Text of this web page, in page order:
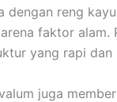
dengan reng
faktor alam.
yang rapi dan
juga